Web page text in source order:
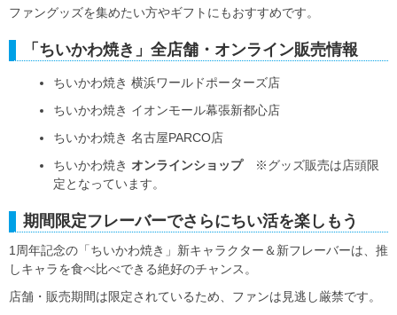
ファングッズを集めたい方やギフトにもおすすめです。
「ちいかわ焼き」全店舗・オンライン販売情報
ちいかわ焼き 横浜ワールドポーターズ店
ちいかわ焼き イオンモール幕張新都心店
ちいかわ焼き 名古屋PARCO店
ちいかわ焼き オンラインショップ※グッズ販売は店頭限
定となっています。
期間限定フレーバーでさらにちい活を楽しもう
1周年記念の「ちいかわ焼き」新キャラクター＆新フレーバーは、推
しキャラを食べ比べできる絶好のチャンス。
店舗・販売期間は限定されているため、ファンは見逃し厳禁です。